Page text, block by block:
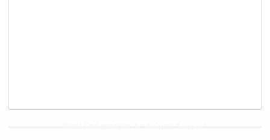
Real Federación Andaluza de Golf